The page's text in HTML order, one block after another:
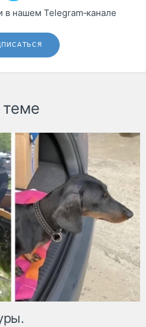
в нашем Telegram‑канале